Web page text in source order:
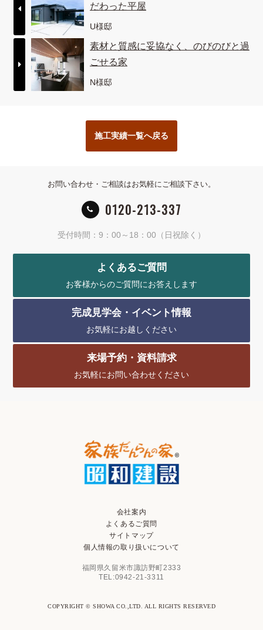
だわった平屋
U様邸
素材と質感に妥協なく、のびのびと過
ごせる家
N様邸
施工実績一覧へ戻る
お問い合わせ・ご相談はお気軽にご相談下さい。
0120-213-337
受付時間：9：00～18：00（日祝除く）
よくあるご質問
お客様からのご質問にお答えします
完成見学会・イベント情報
お気軽にお越しください
来場予約・資料請求
お気軽にお問い合わせください
会社案内
よくあるご質問
サイトマップ
個人情報の取り扱いについて
福岡県久留米市諏訪野町2333
TEL:0942-21-3311
COPYRIGHT © SHOWA CO.,LTD. ALL RIGHTS RESERVED